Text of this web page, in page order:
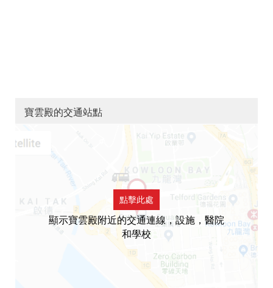
寶雲殿的交通站點
點擊此處
顯示寶雲殿附近的交通連線，設施，醫院
和學校